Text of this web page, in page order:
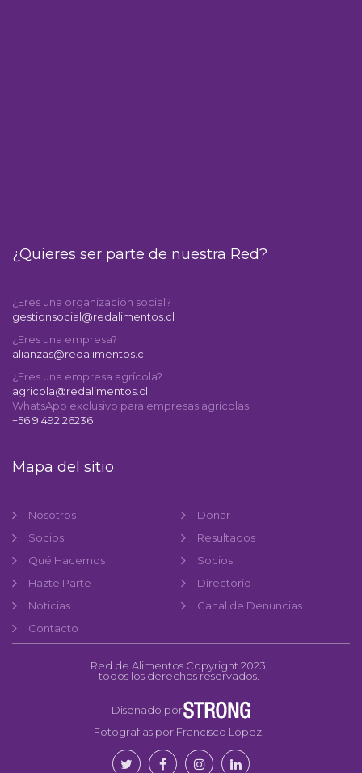
¿Quieres ser parte de nuestra Red?
¿Eres una organización social?
gestionsocial@redalimentos.cl
¿Eres una empresa?
alianzas@redalimentos.cl
¿Eres una empresa agrícola?
agricola@redalimentos.cl
WhatsApp exclusivo para empresas agrícolas:
+56 9 492 26236
Mapa del sitio
Nosotros
Socios
Qué Hacemos
Hazte Parte
Noticias
Contacto
Donar
Resultados
Socios
Directorio
Canal de Denuncias
Red de Alimentos Copyright 2023,
todos los derechos reservados.
Diseñado por
Fotografías por Francisco López.